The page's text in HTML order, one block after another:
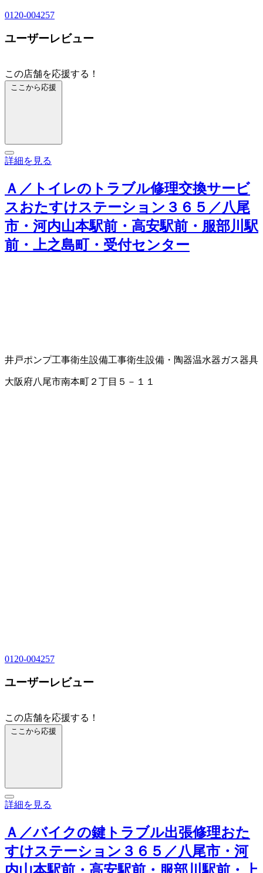
0120-004257
ユーザーレビュー
この店舗を応援する！
ここから応援
詳細を見る
Ａ／トイレのトラブル修理交換サービ
スおたすけステーション３６５／八尾
市・河内山本駅前・高安駅前・服部川駅
前・上之島町・受付センター
井戸ポンプ工事衛生設備工事衛生設備・陶器温水器ガス器具
大阪府八尾市南本町２丁目５－１１
0120-004257
ユーザーレビュー
この店舗を応援する！
ここから応援
詳細を見る
Ａ／バイクの鍵トラブル出張修理おた
すけステーション３６５／八尾市・河